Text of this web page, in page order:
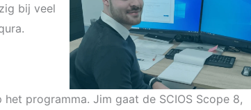
bij veel
programma. Jim gaat de SCIOS Scope 8,